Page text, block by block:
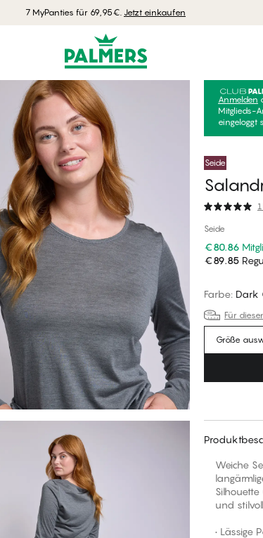
7 MyPanties für 69,95€. Jetzt einkaufen
Anmelden
Mitglieds-
eingeloggt
Seide
Seide
€80.86
€89.85
Farbe: Dark
Für
Größe
Weiche
und
• Lässige